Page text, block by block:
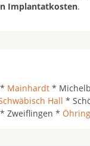
Implantatkosten.
Mainhardt *
Hall *
Zweiflingen *